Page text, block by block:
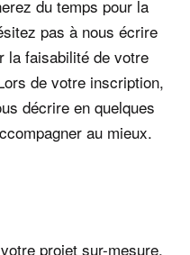
du temps pour la
pas à nous écrire
la faisabilité de votre
de votre inscription,
décrire en quelques
au mieux.
projet sur-mesure,